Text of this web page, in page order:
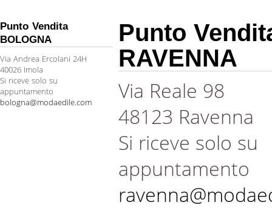
Punto Vendita
BOLOGNA
Via Andrea Ercolani 24H
40026 Imola
Si riceve solo su
appuntamento
bologna@modaedile.com
Punto
RAVENNA
Via Reale 98
48123 Ravenna
Si riceve solo su
appuntamento